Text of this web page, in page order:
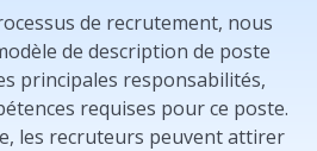
de recrutement, nous
de description de poste
principales responsabilités,
requises pour ce poste.
les recruteurs peuvent attirer